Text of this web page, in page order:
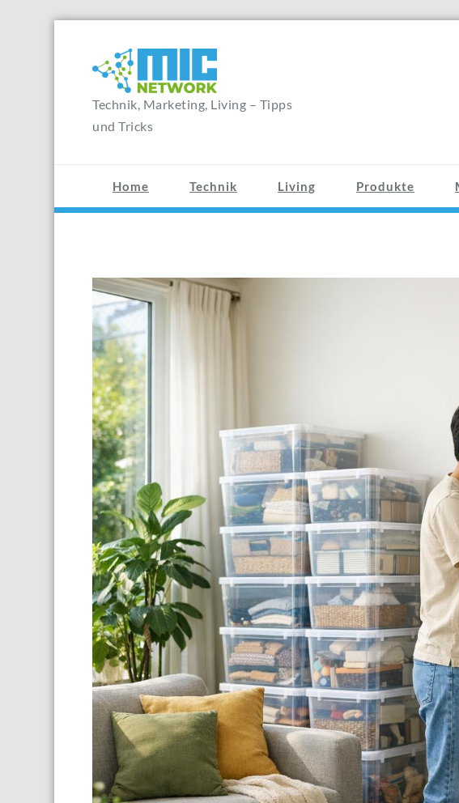
springen
Technik, Marketing, Living – Tipps
und Tricks
Home Technik Living Produkte